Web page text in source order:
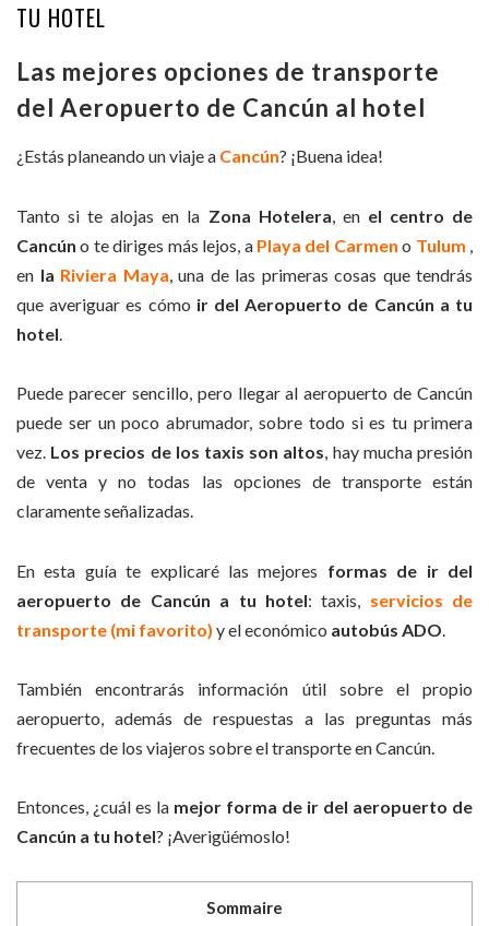
TU HOTEL
Las mejores opciones de transporte
del Aeropuerto de Cancún al hotel
¿Estás planeando un viaje a Cancún? ¡Buena idea!
Tanto si te alojas en la Zona Hotelera , en el centro de
Cancún o te diriges más lejos, a Playa del Carmen o Tulum
en la Riviera Maya , una de las primeras cosas que tendrás
que averiguar es cómo ir del Aeropuerto de Cancún a tu
hotel
Puede parecer sencillo, pero llegar al aeropuerto de Cancún
puede ser un poco abrumador, sobre todo si es tu primera
vez. Los precios de los taxis son altos, hay mucha presión
de venta y no todas las opciones de transporte están
claramente señalizadas.
En esta guía te explicaré las mejores formas de ir del
aeropuerto de Cancún a tu hotel: taxis, servicios de
transporte (mi favorito) y el económico autobús ADO
También encontrarás información útil sobre el propio
aeropuerto, además de respuestas a las preguntas más
frecuentes de los viajeros sobre el transporte en Cancún.
Entonces, ¿cuál es la mejor forma de ir del aeropuerto de
Cancún a tu hotel? ¡Averigüémoslo!
Sommaire